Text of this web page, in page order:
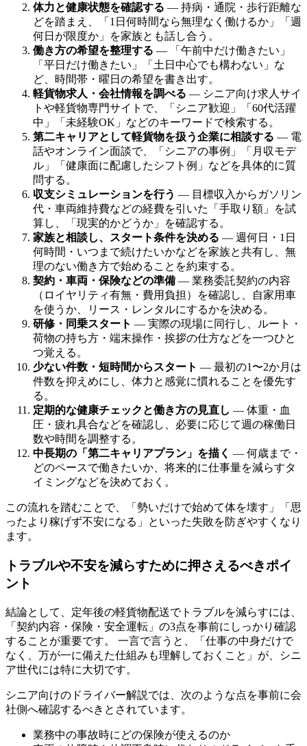
体力と健康状態を確認する — 持病・通院・歩行距離な
どを踏まえ、「1日何時間なら無理なく働けるか」「週
何日が限度か」を家族とも話し合う。
働き方の希望を整理する — 「午前中だけ働きたい」
「平日だけ働きたい」「土日中心でも構わない」な
ど、時間帯・曜日の希望を書き出す。
軽貨物求人・会社情報を調べる — シニア向け求人サイ
トや軽貨物専門サイトで、「シニア歓迎」「60代活躍
中」「未経験OK」などのキーワードで検索する。
第二キャリアとして軽貨物を扱う企業に相談する — 電
話やオンライン面談で、「シニアの事例」「月収モデ
ル」「健康面に配慮したシフト例」などを具体的に質
問する。
収支シミュレーションを行う — 目標収入からガソリン
代・車両維持費などの経費を引いた「手取り額」を試
算し、「現実的かどうか」を確認する。
家族と相談し、スタート条件を決める — 週何日・1日
何時間・いつまで続けたいかなどを家族と共有し、無
理のない働き方で始めることを約束する。
契約・車両・保険などの準備 — 業務委託契約の内容
（ロイヤリティ有無・費用負担）を確認し、自家用車
を使うか、リース・レンタルにするかを決める。
研修・同乗スタート — 実際の現場に同行し、ルート・
荷物の持ち方・端末操作・挨拶の仕方などを一つひと
つ覚える。
少ない件数・短時間からスタート — 最初の1〜2か月は
件数を抑えめにし、体力と感覚に慣れることを優先す
る。
定期的な健康チェックと働き方の見直し — 体重・血
圧・疲れ具合などを確認し、必要に応じて週の稼働日
数や時間を調整する。
中長期の「第二キャリアプラン」を描く — 何歳まで・
どのペースで働きたいか、将来的に仕事量を減らすタ
イミングなどを決めておく。
この流れを踏むことで、「勢いだけで始めて体を壊す」「思
ったより稼げず不安になる」といった失敗を防ぎやすくなり
ます。
トラブルや不安を減らすために押さえるべきポイ
ント
結論として、定年後の軽貨物配送でトラブルを減らすには、
「契約内容・保険・安全運転」の3点を事前にしっかり確認
することが重要です。 一言で言うと、「仕事の中身だけで
なく、万が一に備えた仕組みも理解しておくこと」が、シニ
ア世代には特に大切です。
シニア向けのドライバー解説では、次のような点を事前に会
社側へ確認するべきとされています。
業務中の事故時にどの保険が使えるのか